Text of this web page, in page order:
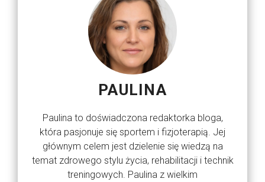
PAULINA
Paulina to doświadczona redaktorka bloga,
która pasjonuje się sportem i fizjoterapią. Jej
głównym celem jest dzielenie się wiedzą na
temat zdrowego stylu życia, rehabilitacji i technik
treningowych. Paulina z wielkim